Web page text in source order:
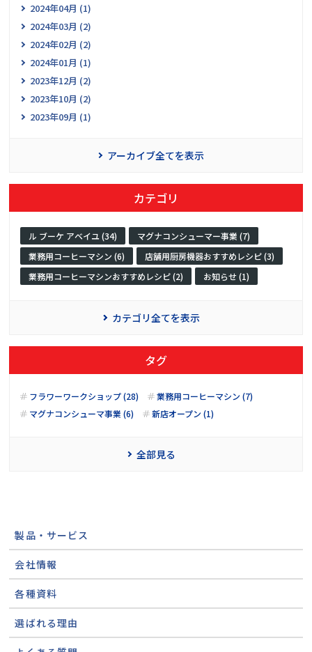
2024年04月 (1)
2024年03月 (2)
2024年02月 (2)
2024年01月 (1)
2023年12月 (2)
2023年10月 (2)
2023年09月 (1)
アーカイブ全てを表示
カテゴリ
ル ブーケ アベイユ (34)
マグナコンシューマー事業 (7)
業務用コーヒーマシン (6)
店舗用厨房機器おすすめレシピ (3)
業務用コーヒーマシンおすすめレシピ (2)
お知らせ (1)
カテゴリ全てを表示
タグ
フラワーワークショップ (28)
業務用コーヒーマシン (7)
マグナコンシューマ事業 (6)
新店オープン (1)
全部見る
製品・サービス
会社情報
各種資料
選ばれる理由